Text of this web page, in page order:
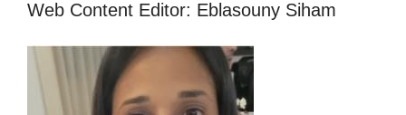
Web Content Editor: Eblasouny Siham